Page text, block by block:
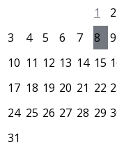
1
2
3
4 5 6 7 8
9
10 11 12 13 14 15
17 18 19 20 21 22
24 25 26 27 28 29
31